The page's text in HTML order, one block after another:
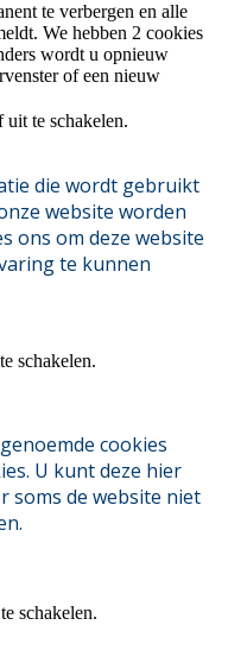
te verbergen en alle
We hebben 2 cookies
wordt u opnieuw
of een nieuw
te schakelen.
die wordt gebruikt
website worden
ons om deze website
te kunnen
schakelen.
cookies
U kunt deze hier
soms de website niet
schakelen.